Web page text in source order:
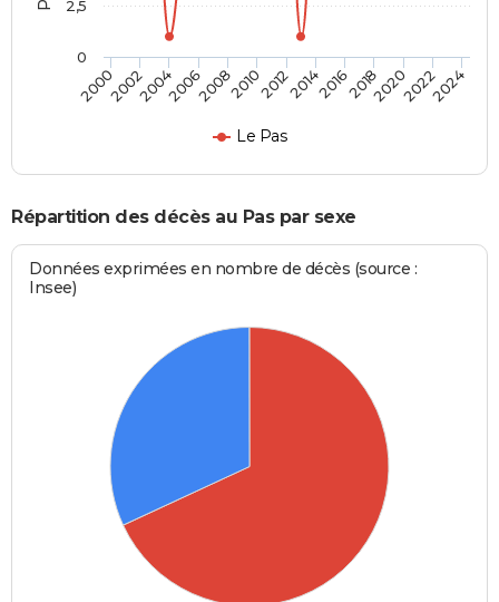
Le Pas
2000200220042006200820102012201420162018202020222024
0
2,5
Répartition des décès au Pas par sexe
Données exprimées en nombre de décès (source :
Insee)